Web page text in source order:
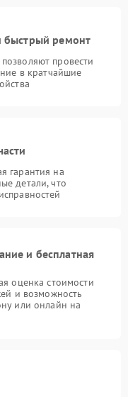
быстрый ремонт
провести
в кратчайшие
гарантия на
детали, что
и бесплатная
оценка стоимости
и возможность
или онлайн на